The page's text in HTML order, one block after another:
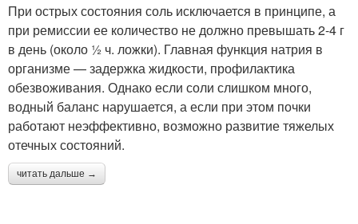
При острых состояния соль исключается в принципе, а
при ремиссии ее количество не должно превышать 2-4 г
в день (около ½ ч. ложки). Главная функция натрия в
организме — задержка жидкости, профилактика
обезвоживания. Однако если соли слишком много,
водный баланс нарушается, а если при этом почки
работают неэффективно, возможно развитие тяжелых
отечных состояний.
читать дальше →